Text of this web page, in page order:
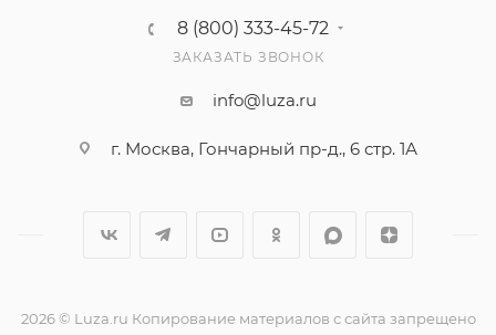
8 (800) 333-45-72
ЗАКАЗАТЬ ЗВОНОК
info@luza.ru
г. Москва, Гончарный пр-д., 6 стр. 1А
2026 © Luza.ru Копирование материалов с сайта запрещено